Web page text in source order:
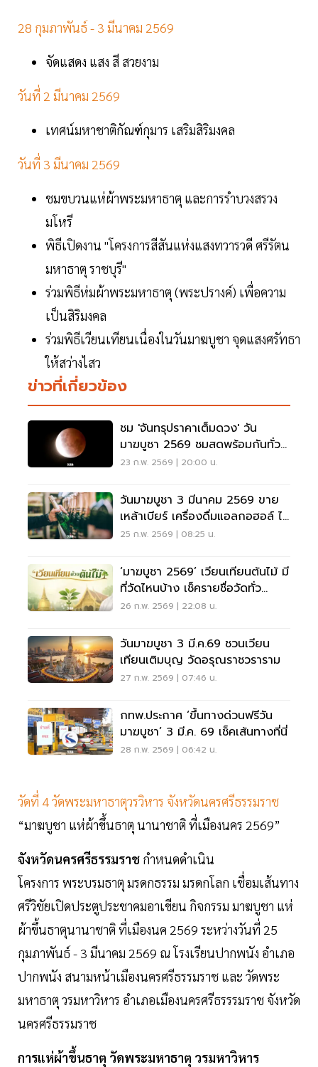
28 กุมภาพันธ์ - 3 มีนาคม 2569
จัดแสดง แสง สี สวยงาม
วันที่ 2 มีนาคม 2569
เทศน์มหาชาติกัณฑ์กุมาร เสริมสิริมงคล
วันที่ 3 มีนาคม 2569
ชมขบวนแห่ผ้าพระมหาธาตุ และการรำบวงสรวง
มโหรี
พิธีเปิดงาน "โครงการสีสันแห่งแสงทวารวดี ศรีรัตน
มหาธาตุ ราชบุรี"
ร่วมพิธีห่มผ้าพระมหาธาตุ (พระปรางค์) เพื่อความ
เป็นสิริมงคล
ร่วมพิธีเวียนเทียนเนื่องในวันมาฆบูชา จุดแสงศรัทธา
ให้สว่างไสว
ข่าวที่เกี่ยวข้อง
ชม 'จันทรุปราคาเต็มดวง' วัน
มาฆบูชา 2569 ชมสดพร้อมกันทั่ว
ไทย 3 มี.ค.นี้
23 ก.พ. 2569 | 20:00 น.
วันมาฆบูชา 3 มีนาคม 2569 ขาย
เหล้าเบียร์ เครื่องดื่มแอลกอฮอล์ ได้
หรือไม่
25 ก.พ. 2569 | 08:25 น.
‘มาฆบูชา 2569’ เวียนเทียนต้นไม้ มี
ที่วัดไหนบ้าง เช็ครายชื่อวัดทั่ว
ประเทศได้ที่นี่
26 ก.พ. 2569 | 22:08 น.
วันมาฆบูชา 3 มี.ค.69 ชวนเวียน
เทียนเติมบุญ วัดอรุณราชวราราม
27 ก.พ. 2569 | 07:46 น.
กทพ.ประกาศ ‘ขึ้นทางด่วนฟรีวัน
มาฆบูชา’ 3 มี.ค. 69 เช็คเส้นทางที่นี่
28 ก.พ. 2569 | 06:42 น.
วัดที่ 4 วัดพระมหาธาตุวรวิหาร จังหวัดนครศรีธรรมราช
“มาฆบูชา แห่ผ้าขึ้นธาตุ นานาชาติ ที่เมืองนคร 2569”
จังหวัดนครศรีธรรมราช กำหนดดำเนิน
โครงการ พระบรมธาตุ มรดกธรรม มรดกโลก เชื่อมเส้นทาง
ศรีวิชัยเปิดประตูประชาคมอาเขียน กิจกรรม มาฆบูชา แห่
ผ้าขึ้นธาตุนานาชาติ ที่เมืองนค 2569 ระหว่างวันที่ 25
กุมภาพันธ์ - 3 มีนาคม 2569 ณ โรงเรียนปากพนัง อำเภอ
ปากพนัง สนามหน้าเมืองนครศรีธรรมราช และ วัดพระ
มหาธาตุ วรมหาวิหาร อำเภอเมืองนครศรีธรรรมราช จังหวัด
นครศรีธรรมราช
การแห่ผ้าขึ้นธาตุ วัดพระมหาธาตุ วรมหาวิหาร